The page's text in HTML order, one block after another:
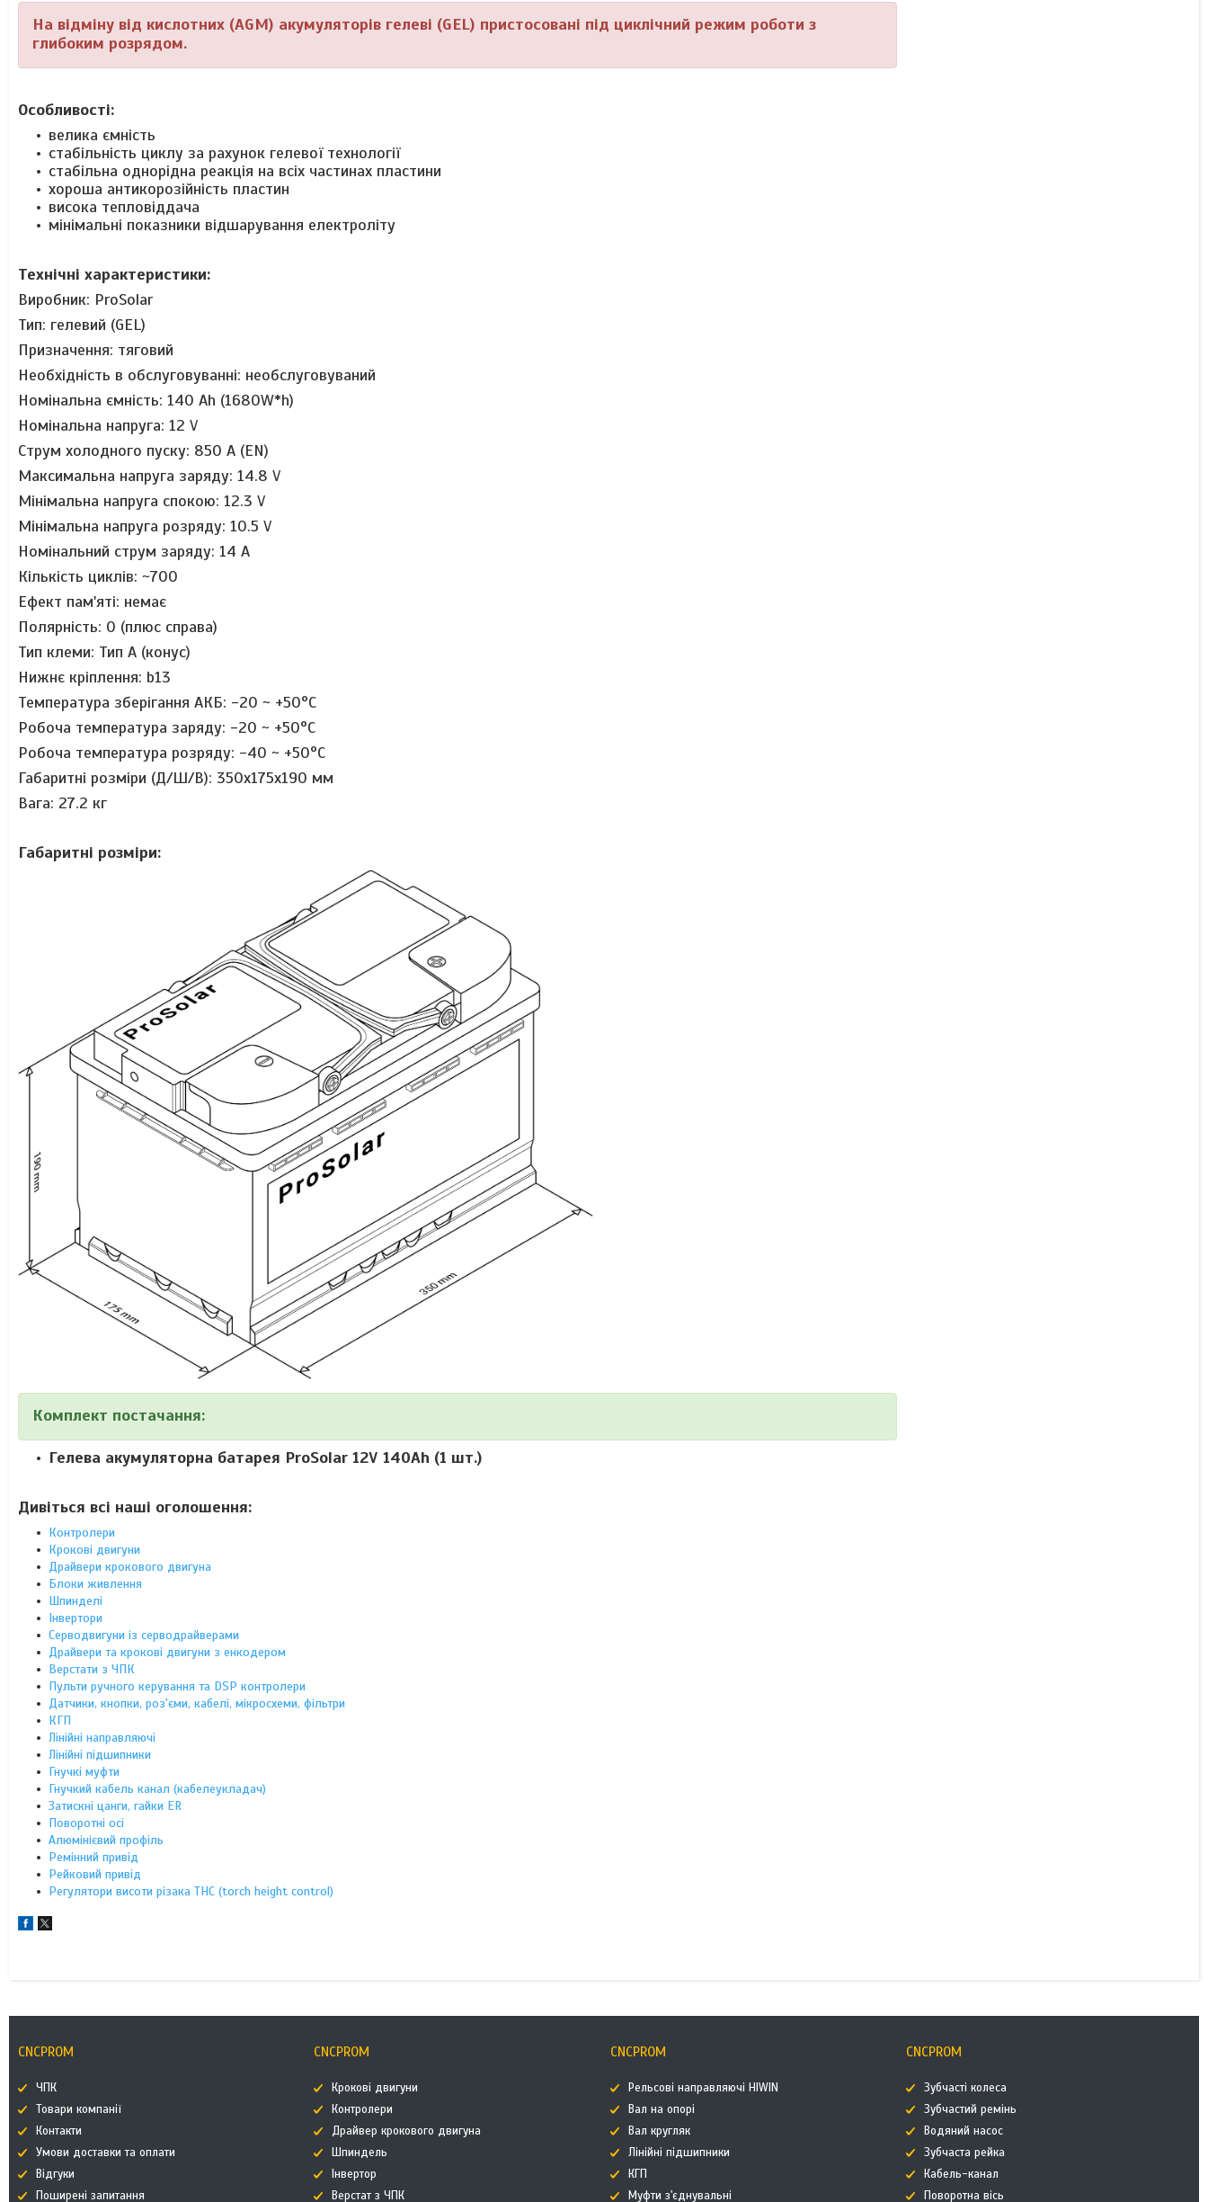
На відміну від кислотних (AGM) акумуляторів гелеві (GEL) пристосовані під циклічний режим роботи з
глибоким розрядом.
Особливості:
велика ємність
стабільність циклу за рахунок гелевої технології
стабільна однорідна реакція на всіх частинах пластини
хороша антикорозійність пластин
висока тепловіддача
мінімальні показники відшарування електроліту
Технічні характеристики:
Виробник: ProSolar
Тип: гелевий (GEL)
Призначення: тяговий
Необхідність в обслуговуванні: необслуговуваний
Номінальна ємність: 140 Ah (1680W*h)
Номінальна напруга: 12 V
Струм холодного пуску: 850 A (EN)
Максимальна напруга заряду: 14.8 V
Мінімальна напруга спокою: 12.3 V
Мінімальна напруга розряду: 10.5 V
Номінальний струм заряду: 14 A
Кількість циклів: ~700
Ефект пам'яті: немає
Полярність: 0 (плюс справа)
Тип клеми: Тип A (конус)
Нижнє кріплення: b13
Температура зберігання АКБ: -20 ~ +50°C
Робоча температура заряду: -20 ~ +50°C
Робоча температура розряду: -40 ~ +50°C
Габаритні розміри (Д/Ш/В): 350х175x190 мм
Вага: 27.2 кг
Габаритні розміри:
Комплект постачання:
Гелева акумуляторна батарея ProSolar 12V 140Ah (1 шт.)
Дивіться всі наші оголошення:
Контролери
Крокові двигуни
Драйвери крокового двигуна
Блоки живлення
Шпинделі
Інвертори
Серводвигуни із серводрайверами
Драйвери та крокові двигуни з енкодером
Верстати з ЧПК
Пульти ручного керування та DSP контролери
Датчики, кнопки, роз'єми, кабелі, мікросхеми, фільтри
КГП
Лінійні направляючі
Лінійні підшипники
Гнучкі муфти
Гнучкий кабель канал (кабелеукладач)
Затискні цанги, гайки ER
Поворотні осі
Алюмінієвий профіль
Ремінний привід
Рейковий привід
Регулятори висоти різака THC (torch height control)
CNCPROM
ЧПК
Товари компанії
Контакти
Умови доставки та оплати
Відгуки
Поширені запитання
CNCPROM
Крокові двигуни
Контролери
Драйвер крокового двигуна
Шпиндель
Інвертор
Верстат з ЧПК
CNCPROM
Рельсові направляючі HIWIN
Вал на опорі
Вал кругляк
Лінійні підшипники
КГП
Муфти з'єднувальні
CNCPROM
Зубчасті колеса
Зубчастий ремінь
Водяний насос
Зубчаста рейка
Кабель-канал
Поворотна вісь